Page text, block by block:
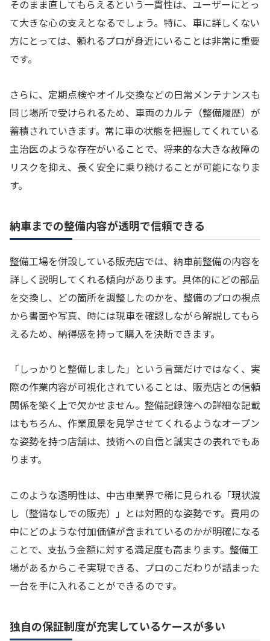
そのまま直してもらえるという一貫性は、ユーザーにとっ
て大きな心の支えとなるでしょう。特に、車に詳しくない
方にとっては、頼れるプロが身近にいることは非常に重要
です。
さらに、定期点検やオイル交換などの日常メンテナンスも
同じ場所で受けられるため、車両のカルテ（整備履歴）が
蓄積されていきます。常に車の状態を把握してくれている
主治医のような存在がいることで、将来的な大きな故障の
リスクを抑え、長く安全に乗り続けることが可能になりま
す。
納車までの整備内容が透明で信頼できる
整備工場を併設している販売店では、納車前整備の内容を
詳しく説明してくれる傾向があります。具体的にどの部品
を交換し、どの箇所を調整したのかを、整備のプロの視点
から書面や写真、時には現車を確認しながら解説してもら
えるため、納得感を持って購入を決断できます。
「しっかりと整備しました」という言葉だけではなく、実
際の作業内容が可視化されていることは、販売店との信頼
関係を築く上で欠かせません。整備記録簿への詳細な記載
はもちろん、作業風景を見学させてくれるようなオープン
な姿勢を持つ店舗は、技術への自信と誠実さの表れでもあ
ります。
このような透明性は、中古車業界で稀に見られる「現状渡
し（整備なしでの販売）」とは対照的な姿勢です。費用の
中にどのような付加価値が含まれているのかが明確になる
ことで、支払う金額に対する満足度も高まります。整備工
場があるからこそ実現できる、プロのこだわりが詰まった
一台を手に入れることができるのです。
独自の保証制度が充実しているケースが多い